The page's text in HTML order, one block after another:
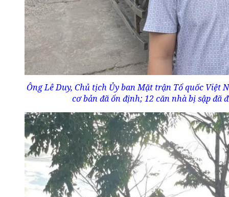
Ông Lê Duy, Chủ tịch Ủy ban Mặt trận Tổ quốc Việt
cơ bản đã ổn định; 12 căn nhà bị sập